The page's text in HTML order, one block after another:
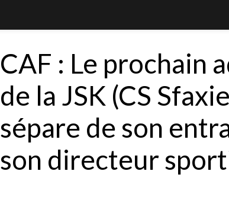
CAF : Le prochain
de la JSK (CS
sépare de son
son directeur